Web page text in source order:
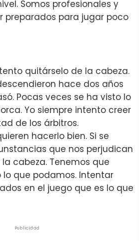
Somos profesionales y
preparados para jugar poco
quitárselo de la cabeza.
hace dos años
Pocas veces se ha visto lo
Yo siempre intento creer
de los árbitros.
hacerlo bien. Si se
que nos perjudican
cabeza. Tenemos que
que podamos. Intentar
en el juego que es lo que
Publicidad